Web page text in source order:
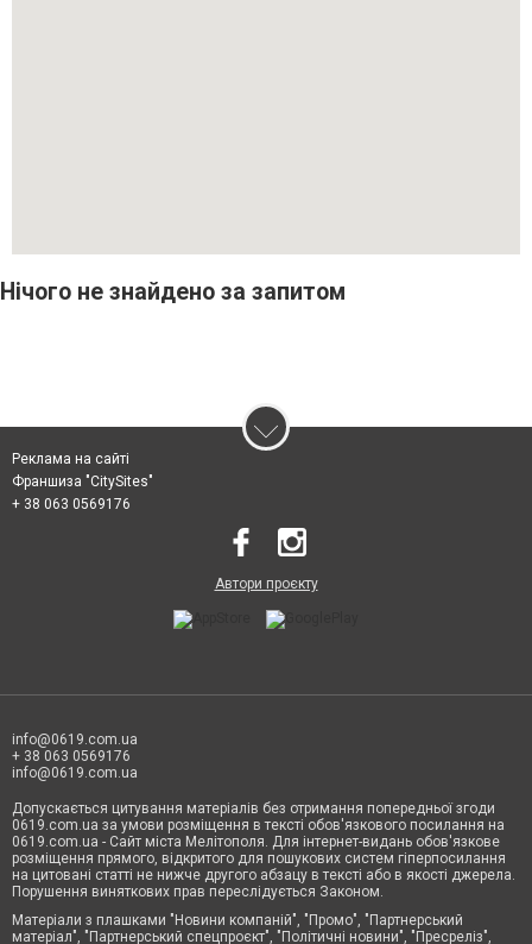
Нічого не знайдено за запитом
Реклама на сайті
Франшиза "CitySites"
+ 38 063 0569176
Автори проєкту
info@0619.com.ua
+ 38 063 0569176
info@0619.com.ua
Допускається цитування матеріалів без отримання попередньої згоди
0619.com.ua за умови розміщення в тексті обов'язкового посилання на
0619.com.ua - Сайт міста Мелітополя. Для інтернет-видань обов'язкове
розміщення прямого, відкритого для пошукових систем гіперпосилання
на цитовані статті не нижче другого абзацу в тексті або в якості джерела.
Порушення виняткових прав переслідується Законом.
Матеріали з плашками "Новини компаній", "Промо", "Партнерський
матеріал", "Партнерський спецпроєкт", "Політичні новини", "Пресреліз",